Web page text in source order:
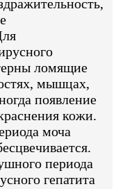
ломящие
мышцах,
появление
кожи.
моча
периода
гепатита